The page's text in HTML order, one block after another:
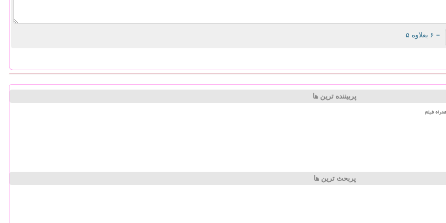
= ۶ بعلاوه ۵
پربیننده ترین ها
فیلم
پربحث ترین ها